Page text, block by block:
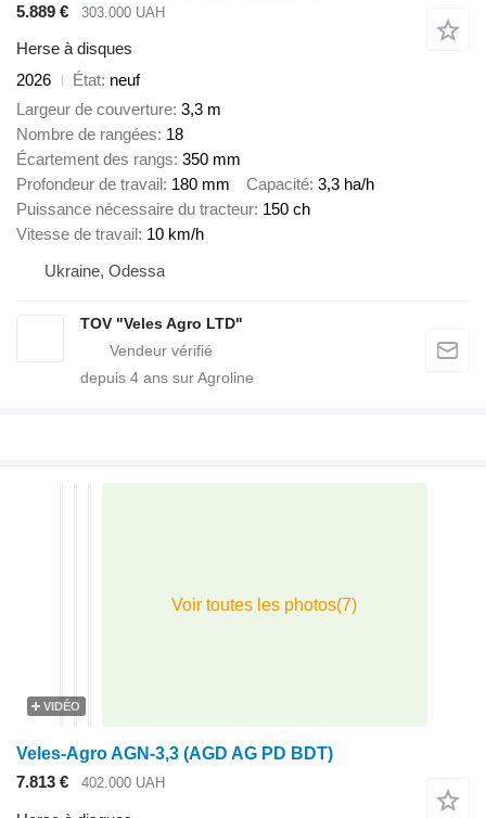
5.889 €
303.000 UAH
Herse à disques
2026
État neuf
Largeur de couverture 3,3 m
Nombre de rangées 18
Écartement des rangs 350 mm
Profondeur de travail 180 mm Capacité 3,3 ha/h
Puissance nécessaire du tracteur 150 ch
Vitesse de travail 10 km/h
Ukraine, Odessa
TOV "Veles Agro LTD"
depuis 4 ans sur Agroline
VIDÉO
Veles-Agro AGN-3,3 (AGD AG PD BDT)
7.813 €
402.000 UAH